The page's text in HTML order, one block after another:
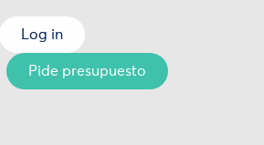
Log in
Pide presupuesto